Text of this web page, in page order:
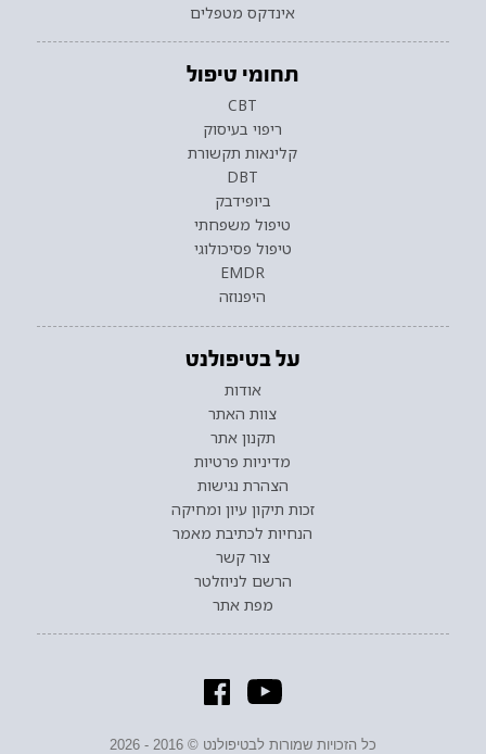
אינדקס מטפלים
תחומי טיפול
CBT
ריפוי בעיסוק
קלינאות תקשורת
DBT
ביופידבק
טיפול משפחתי
טיפול פסיכולוגי
EMDR
היפנוזה
על בטיפולנט
אודות
צוות האתר
תקנון אתר
מדיניות פרטיות
הצהרת נגישות
זכות תיקון עיון ומחיקה
הנחיות לכתיבת מאמר
צור קשר
הרשם לניוזלטר
מפת אתר
כל הזכויות שמורות לבטיפולנט © 2016 - 2026